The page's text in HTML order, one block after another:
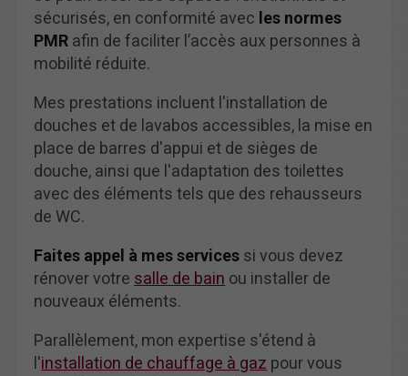
sécurisés, en conformité avec les normes
PMR afin de faciliter l’accès aux personnes à
mobilité réduite.
Mes prestations incluent l'installation de
douches et de lavabos accessibles, la mise en
place de barres d'appui et de sièges de
douche, ainsi que l'adaptation des toilettes
avec des éléments tels que des rehausseurs
de WC.
Faites appel à mes services si vous devez
rénover votre salle de bain ou installer de
nouveaux éléments.
Parallèlement, mon expertise s'étend à
l'installation de chauffage à gaz pour vous